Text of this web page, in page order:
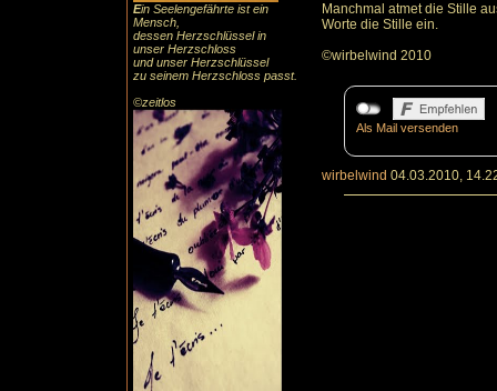
Ein Seelengefährte ist ein
Mensch,
dessen Herzschlüssel in
unser Herzschloss
und unser Herzschlüssel
zu seinem Herzschloss passt.
©zeitlos
Manchmal atmet die Stille
Worte die Stille ein.
©wirbelwind 2010
Als Mail versenden
wirbelwind 04.03.2010,